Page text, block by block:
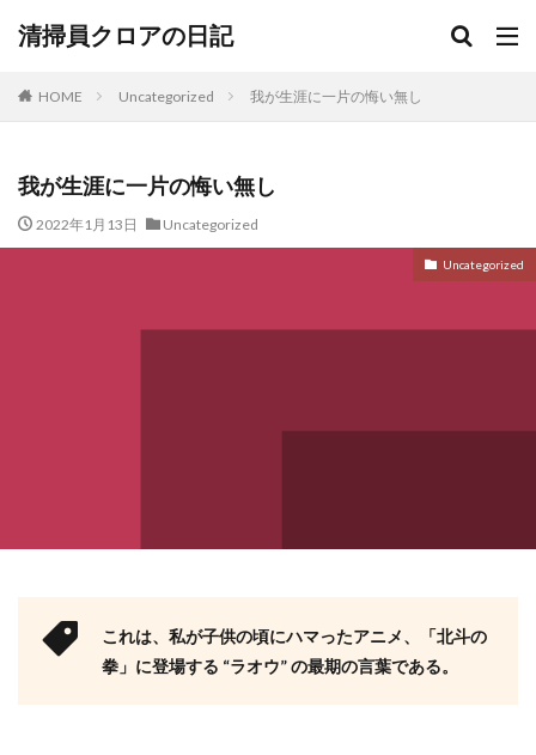
清掃員クロアの日記
HOME Uncategorized 我が生涯に一片の悔い無し
我が生涯に一片の悔い無し
2022年1月13日 Uncategorized
Uncategorized
これは、私が子供の頃にハマったアニメ、「北斗の
拳」に登場する “ラオウ”の最期の言葉である。